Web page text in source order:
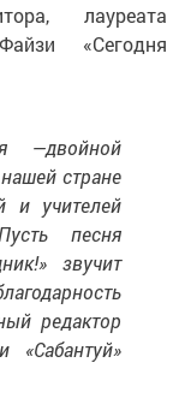
лауреата
«Сегодня
—двойной
стране
и учителей
песня
звучит
редактор
«Сабантуй»